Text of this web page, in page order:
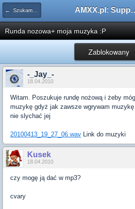
← Szukam pluginu AMXX.pl:
Runda nozowa+ moja muzyka :P
Zablokowany
-_Jay_-
18.04.2010
Witam. Poszukuje rundę nożową i żeby
muzykę gdyż jak zawsze wgrywam
nie slychać jej
20100413_19_27_06.wav Link do muzyki
Kusek
18.04.2010
czy mogę ją dać w mp3?
cvary